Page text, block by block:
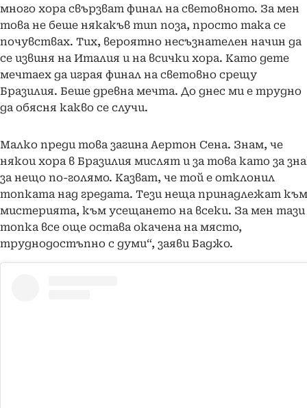
много хора свързват финал на световното. За мен
това не беше някакъв тип поза, просто така се
почувствах. Тих, вероятно несъзнателен начин да
се извиня на Италия и на всички хора. Като дете
мечтаех да играя финал на световно срещу
Бразилия. Беше древна мечта. До днес ми е трудно
да обясня какво се случи.
Малко преди това загина Аертон Сена. Знам, че
някои хора в Бразилия мислят и за това като за
за нещо по-голямо. Казват, че той е отклонил
топката над гредата. Тези неща принадлежат към
мистерията, към усещането на всеки. За мен тази
топка все още остава окачена на място,
труднодостъпно с думи“, заяви Баджо.